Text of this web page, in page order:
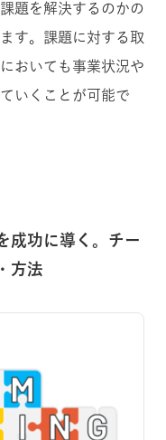
題を解決するのかの
す。課題に対する取
おいても事業状況や
いくことが可能で
成功に導く。チー
方法